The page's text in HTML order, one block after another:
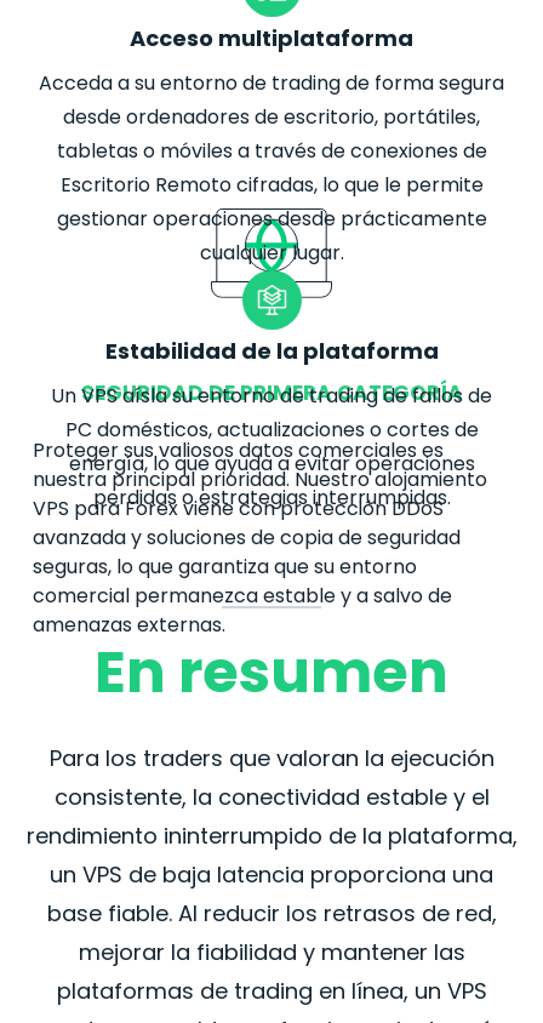
SEGURIDAD DE PRIMERA CATEGORÍA
Proteger sus valiosos datos comerciales es
nuestra principal prioridad. Nuestro alojamiento
VPS paraForexviene con protección DDoS
avanzada y soluciones de copia de seguridad
seguras, lo que garantiza que su entorno
comercial permanezca estable y a salvo de
amenazas externas.
Acceso multiplataforma
Acceda a su entorno de trading de forma segura
desde ordenadores de escritorio, portátiles,
tabletas o móviles a través de conexiones de
Escritorio Remoto cifradas, lo que le permite
gestionar operaciones desde prácticamente
cualquier lugar.
Estabilidad de la plataforma
Un VPS aísla su entorno de trading de fallos de
PC domésticos, actualizaciones o cortes de
energía, lo que ayuda a evitar operaciones
perdidas o estrategias interrumpidas.
En resumen
Para los traders que valoran la ejecución
consistente, la conectividad estable y el
rendimiento ininterrumpido de la plataforma,
un VPS de baja latencia proporciona una
base fiable. Al reducir los retrasos de red,
mejorar la fiabilidad y mantener las
plataformas de trading en línea, un VPS